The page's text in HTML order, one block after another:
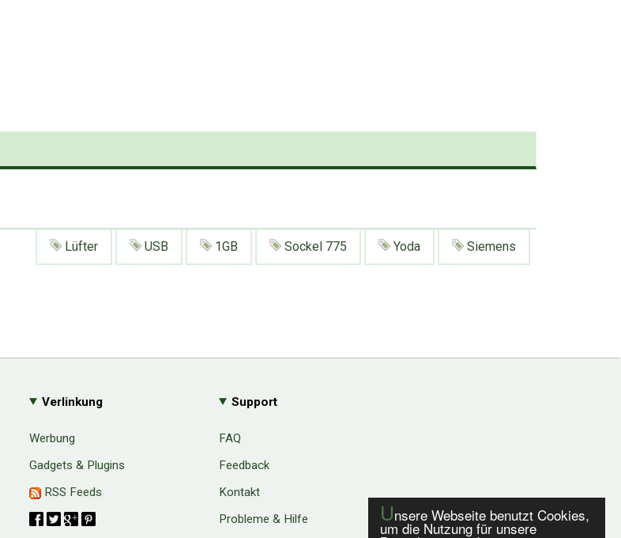
Unsere Webseite benutzt Cookies,
um die Nutzung für unsere
Lüfter USB 1GB Sockel 775 Yoda Siemens
Verlinkung
Werbung
Gadgets & Plugins
RSS Feeds
Support
FAQ
Feedback
Kontakt
Probleme & Hilfe